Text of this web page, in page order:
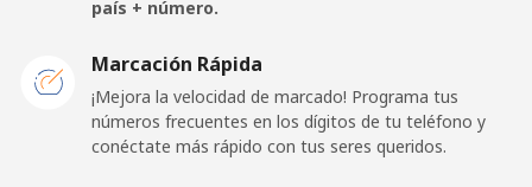
San Marino
Línea fija ⁦32.9¢⁩ 15 min por ⁦$5⁩ -
país + número.
Marcación Rápida
¡Mejora la velocidad de marcado! Programa tus
números frecuentes en los dígitos de tu teléfono y
conéctate más rápido con tus seres queridos.